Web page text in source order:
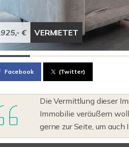
925,- € VERMIETET
Facebook (Twitter)
Die Vermittlung dieser
Immobilie veräußern
gerne zur Seite, um